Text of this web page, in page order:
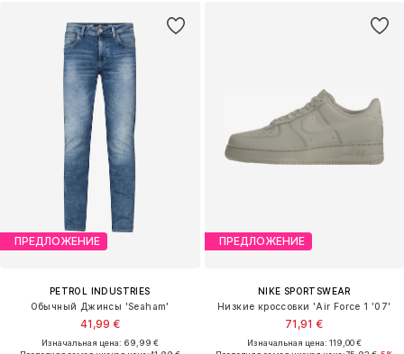
ПРЕДЛОЖЕНИЕ
PETROL INDUSTRIES
Обычный Джинсы 'Seaham'
41,99 €
Изначальная цена: 69,99 €
ПРЕДЛОЖЕНИЕ
NIKE SPORTSWEAR
Низкие кроссовки 'Air Force 1 '07'
71,91 €
Изначальная цена: 119,00 €